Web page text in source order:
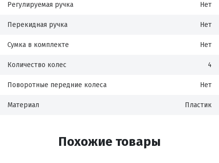
Регулируемая ручка Нет
Перекидная ручка Нет
Сумка в комплекте Нет
Количество колес 4
Поворотные передние колеса Нет
Материал Пластик
Похожие товары